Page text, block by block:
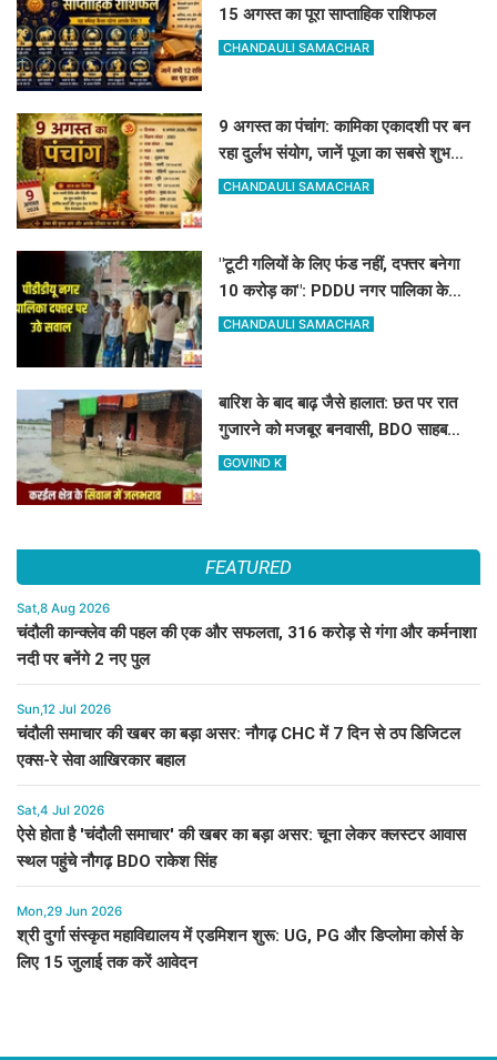
15 अगस्त का पूरा साप्ताहिक राशिफल
CHANDAULI SAMACHAR
9 अगस्त का पंचांग: कामिका एकादशी पर बन
रहा दुर्लभ संयोग, जानें पूजा का सबसे शुभ
मुहूर्त और राहुकाल
CHANDAULI SAMACHAR
"टूटी गलियों के लिए फंड नहीं, दफ्तर बनेगा
10 करोड़ का": PDDU नगर पालिका के
प्लान पर बोले-संतोष पाठक
CHANDAULI SAMACHAR
बारिश के बाद बाढ़ जैसे हालात: छत पर रात
गुजारने को मजबूर बनवासी, BDO साहब
रास्ता और जलनिकासी तो बनवा दीजिए!
GOVIND K
FEATURED
Sat,8 Aug 2026
चंदौली कान्क्लेव की पहल की एक और सफलता, 316 करोड़ से गंगा और कर्मनाशा
नदी पर बनेंगे 2 नए पुल
Sun,12 Jul 2026
चंदौली समाचार की खबर का बड़ा असर: नौगढ़ CHC में 7 दिन से ठप डिजिटल
एक्स-रे सेवा आखिरकार बहाल
Sat,4 Jul 2026
ऐसे होता है 'चंदौली समाचार' की खबर का बड़ा असर: चूना लेकर क्लस्टर आवास
स्थल पहुंचे नौगढ़ BDO राकेश सिंह
Mon,29 Jun 2026
श्री दुर्गा संस्कृत महाविद्यालय में एडमिशन शुरू: UG, PG और डिप्लोमा कोर्स के
लिए 15 जुलाई तक करें आवेदन